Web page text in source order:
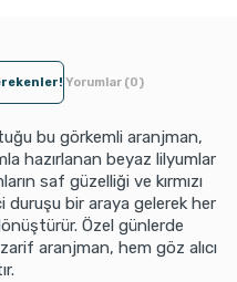
Yorumlar (0)
bu görkemli aranjman,
hazırlanan beyaz lilyumlar
saf güzelliği ve kırmızı
duruşu bir araya gelerek her
Özel günlerde
aranjman, hem göz alıcı